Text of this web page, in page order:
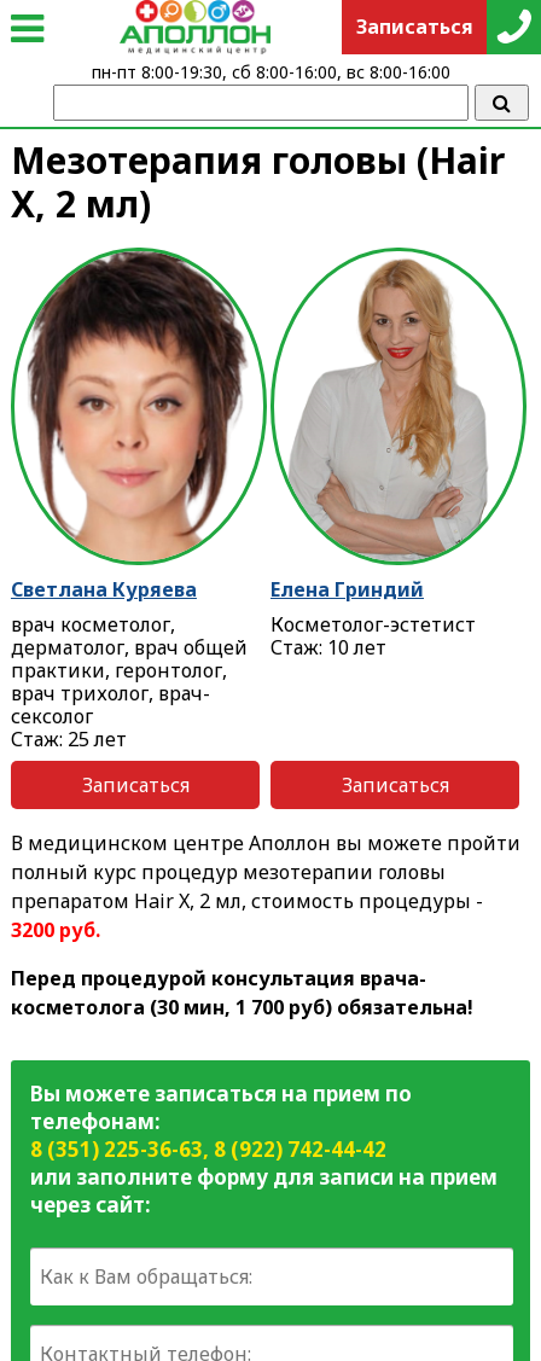
Мезотерапия головы (Hair
X, 2 мл)
Светлана Куряева
врач косметолог,
дерматолог, врач общей
практики, геронтолог,
врач трихолог, врач-
сексолог
Стаж: 25 лет
Записаться
Елена Гриндий
Косметолог-эстетист
Стаж: 10 лет
Записаться
В медицинском центре Аполлон вы можете пройти
полный курс процедур мезотерапии головы
препаратом Hair X, 2 мл, стоимость процедуры -
3200 руб.
Перед процедурой консультация врача-
косметолога (30 мин, 1 700 руб) обязательна!
Вы можете записаться на прием по
телефонам:
8 (351) 225-36-63, 8 (922) 742-44-42
или заполните форму для записи на прием
через сайт:
Записаться
пн-пт 8:00-19:30, сб 8:00-16:00, вс 8:00-16:00